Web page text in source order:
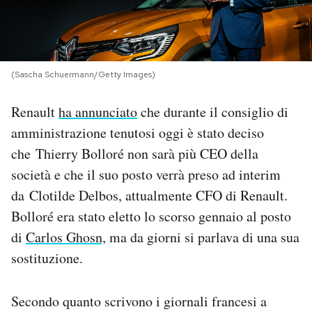
PODCAST
NEWSLETTER
I MIEI PREFERITI
CALENDARIO
AREA PERSONALE
Newsletter
(Sascha Schuermann/Getty Images)
Renaultha annunciatoche durante il consiglio di
amministrazione tenutosi oggi è stato deciso
che Thierry Bolloré non sarà più CEO della
società e che il suo posto verrà preso ad interim
da Clotilde Delbos, attualmente CFO di Renault.
Bolloré era stato eletto lo scorso gennaio al posto
di Carlos Ghosn, ma da giorni si parlava di una sua
sostituzione.
Secondo quanto scrivono i giornali francesi a